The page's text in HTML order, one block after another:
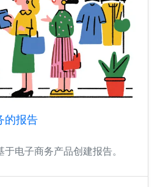
的报告
电子商务产品创建报告。